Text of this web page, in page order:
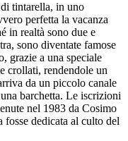
tintarella, in uno
perfetta la vacanza
in realtà sono due e
sono diventate famose
grazie a una speciale
crollati, rendendole un
da un piccolo canale
barchetta. Le iscrizioni
nel 1983 da Cosimo
fosse dedicata al culto del